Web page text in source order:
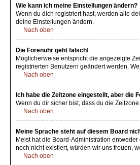
Wie kann ich meine Einstellungen ändern?
Wenn du dich registriert hast, werden alle
deine Einstellungen ändern.
Nach oben
Die Forenuhr geht falsch!
Möglicherweise entspricht die angezeigte
registrierten Benutzern geändert werden.
Nach oben
Ich habe die Zeitzone eingestellt, aber die
Wenn du dir sicher bist, dass du die
Nach oben
Meine Sprache steht auf diesem Board
Meist hat die Board-Administration
noch nicht existiert, würden wir uns freuen,
Nach oben